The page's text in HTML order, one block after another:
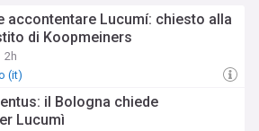
accontentare Lucumí: chiesto alla
di Koopmeiners
2h
(it)
il Bologna chiede
Lucumì